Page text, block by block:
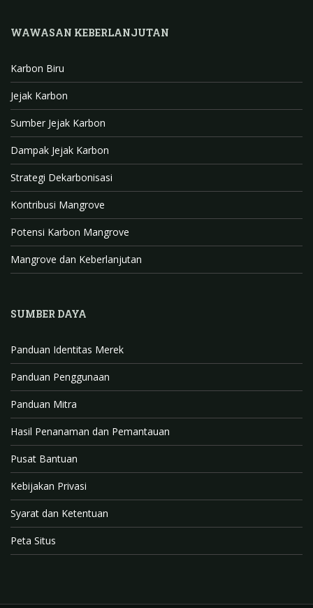
k
r
m
ke
I
n
t
e
r
u
u
b
e
C
h
a
n
e
l
WAWASAN KEBERLANJUTAN
Karbon Biru
Jejak Karbon
Sumber Jejak Karbon
Dampak Jejak Karbon
Strategi Dekarbonisasi
Kontribusi Mangrove
Potensi Karbon Mangrove
Mangrove dan Keberlanjutan
SUMBER DAYA
Panduan Identitas Merek
Panduan Penggunaan
Panduan Mitra
Hasil Penanaman dan Pemantauan
Pusat Bantuan
Kebijakan Privasi
Syarat dan Ketentuan
Peta Situs